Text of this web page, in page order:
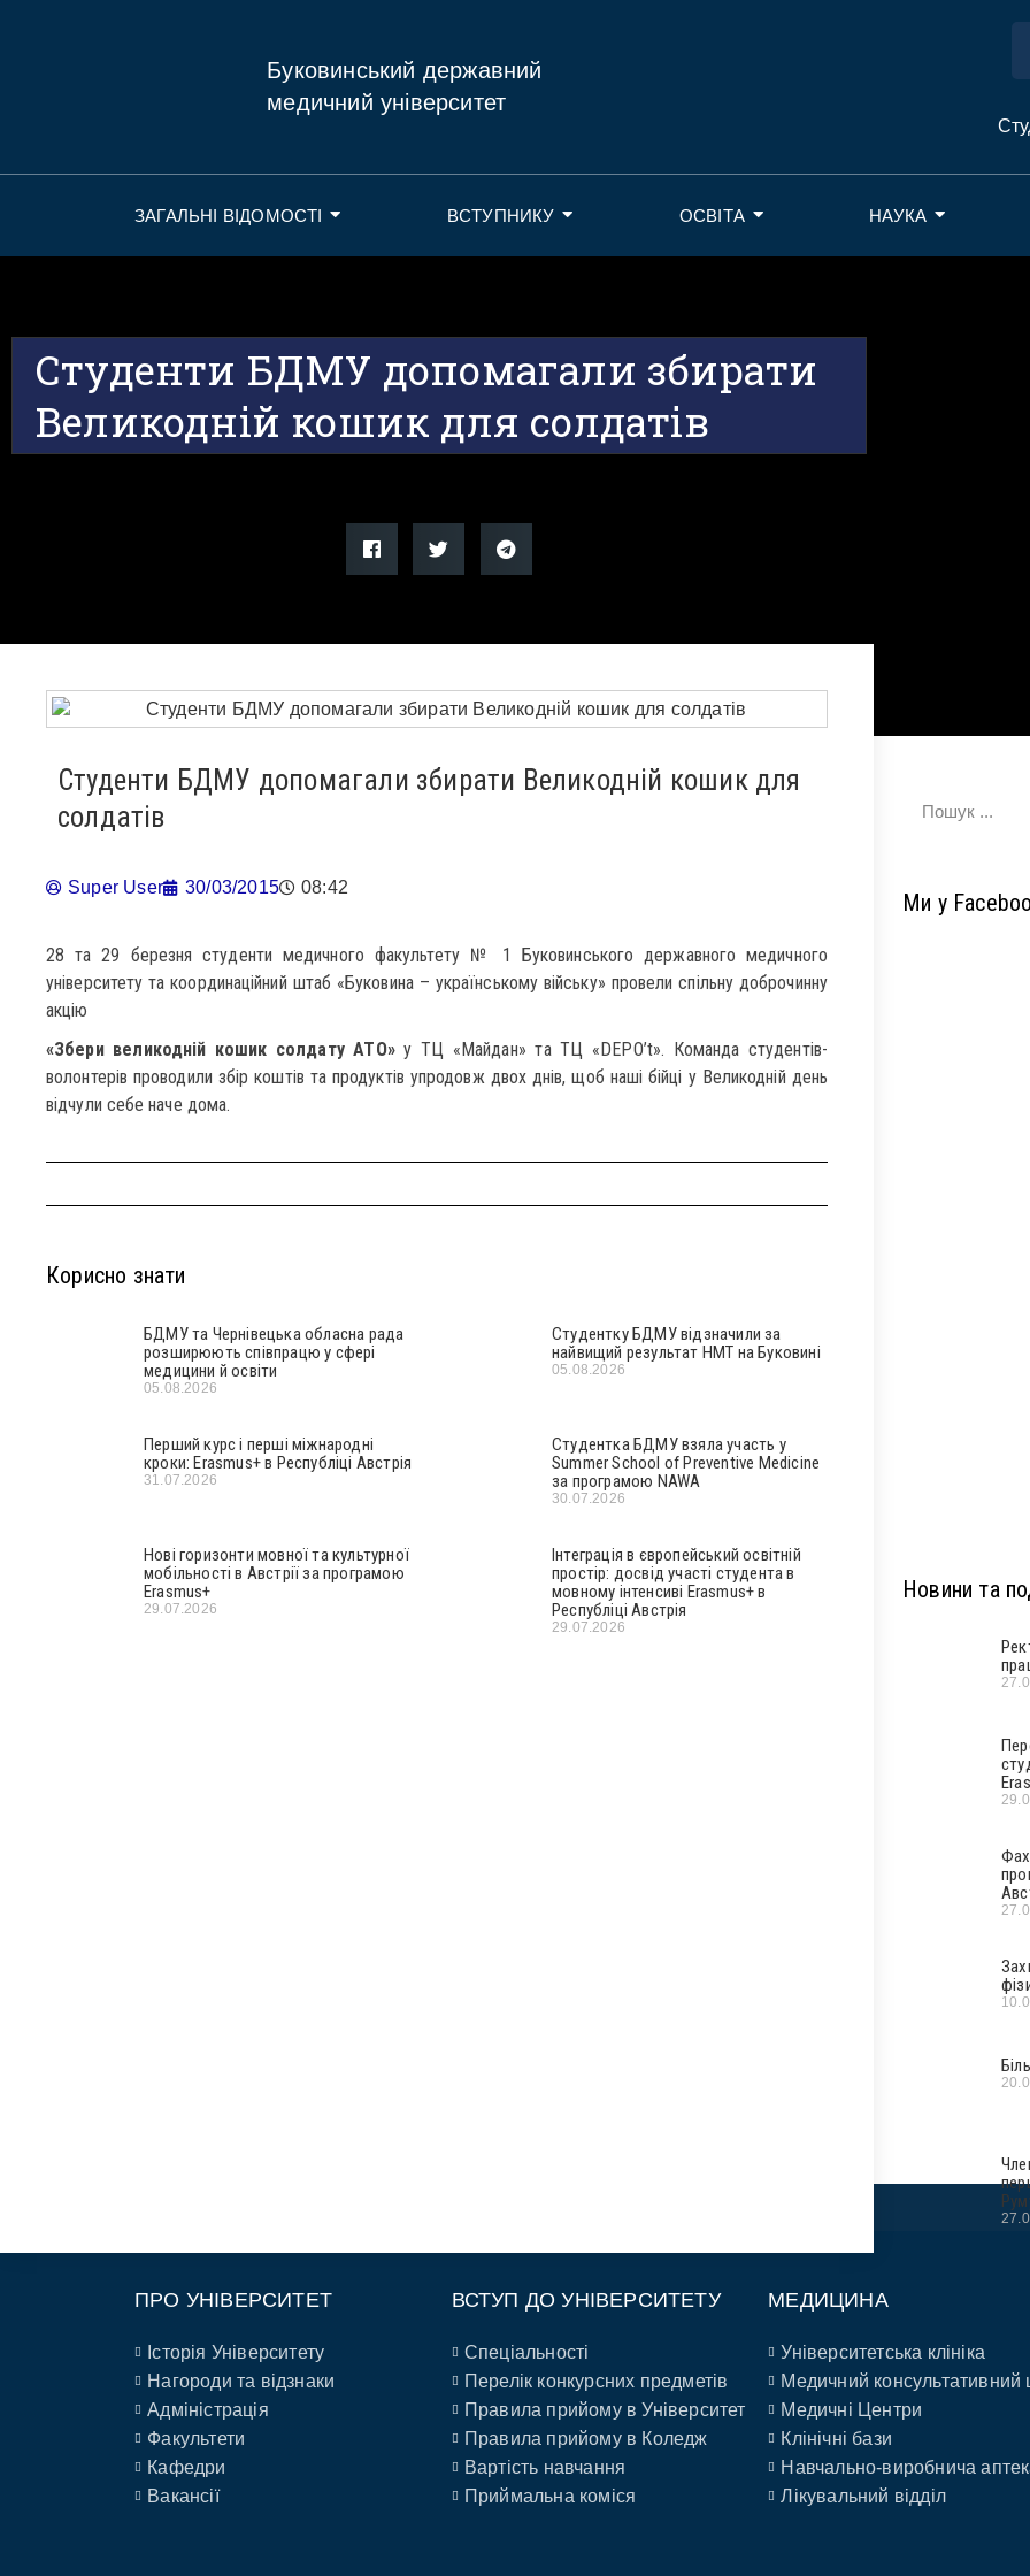
Буковинський державний
медичний університет
ЗАГАЛЬНІ ВІДОМОСТІ ВСТУПНИКУ ОСВІТА НАУКА
Студенти БДМУ допомагали збирати
Великодній кошик для солдатів
Студенти БДМУ допомагали збирати Великодній кошик для
солдатів
Super User 30/03/2015 08:42
28 та 29 березня студенти медичного факультету № 1 Буковинського державного медичного
університету та координаційний штаб «Буковина – українському війську» провели спільну доброчинну
акцію
«Збери великодній кошик солдату АТО»у ТЦ «Майдан» та ТЦ «DEPO’t». Команда студентів-
волонтерів проводили збір коштів та продуктів упродовж двох днів, щоб наші бійці у Великодній день
відчули себе наче дома.
Корисно знати
БДМУ та Чернівецька обласна рада
розширюють співпрацю у сфері
медицини й освіти
05.08.2026
Студентку БДМУ відзначили за
найвищий результат НМТ на Буковині
05.08.2026
Перший курс і перші міжнародні
кроки: Erasmus+ в Республіці Австрія
31.07.2026
Студентка БДМУ взяла участь у
Summer School of Preventive Medicine
за програмою NAWA
30.07.2026
Нові горизонти мовної та культурної
мобільності в Австрії за програмою
Erasmus+
29.07.2026
Інтеграція в європейський освітній
простір: досвід участі студента в
мовному інтенсиві Erasmus+ в
Республіці Австрія
29.07.2026
Ми у
Новини та
ПРО УНІВЕРСИТЕТ
Історія Університету
Нагороди та відзнаки
Адміністрація
Факультети
Кафедри
Вакансії
ВСТУП ДО УНІВЕРСИТЕТУ
Спеціальності
Перелік конкурсних предметів
Правила прийому в Університет
Правила прийому в Коледж
Вартість навчання
Приймальна коміся
МЕДИЦИНА
Університетська клініка
Медичний консультативний
Медичні Центри
Клінічні бази
Навчально-виробнича
Лікувальний відділ